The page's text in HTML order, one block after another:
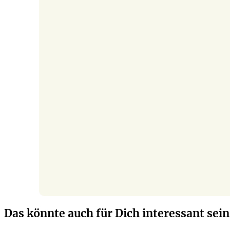
Das könnte auch für Dich interessant